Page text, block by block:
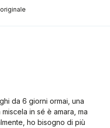
da 6 giorni ormai, una
in sé è amara, ma
ho bisogno di più